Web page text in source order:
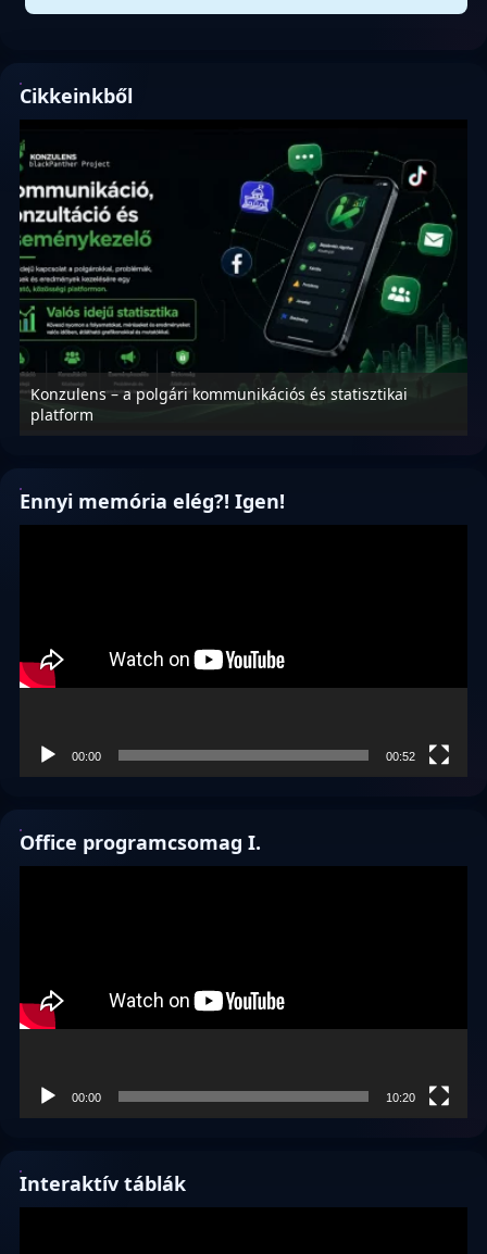
Cikkeinkből
Konzulens – a polgári kommunikációs és statisztikai
platform
Ennyi memória elég?! Igen!
00:00 00:52
Office programcsomag I.
00:00 10:20
Interaktív táblák